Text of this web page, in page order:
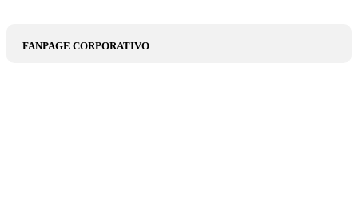
FANPAGE CORPORATIVO